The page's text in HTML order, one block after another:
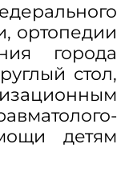
ортопедии
города
стол,
детям